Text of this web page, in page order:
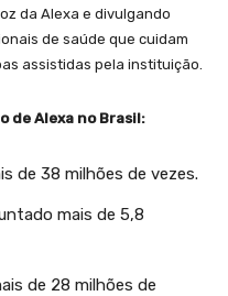
da Alexa e divulgando
de saúde que cuidam
assistidas pela instituição.
de Alexa no Brasil:
de 38 milhões de vezes.
mais de 5,8
de 28 milhões de